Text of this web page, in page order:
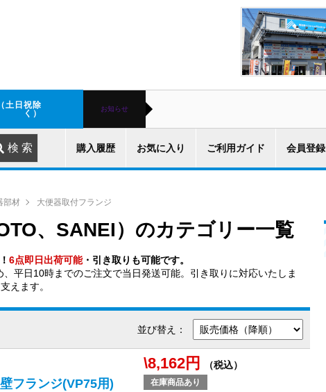
（土日祝除
く）
お知らせ
購入履歴 お気に入り ご利用ガイド 会員登録
部材 大便器取付フランジ
、SANEI）のカテゴリー一覧
6点即日出荷可能・引き取りも可能です。
平日10時までのご注文で当日発送可能。引き取りに対応いたしま
えます。
並び替え：
フランジ(VP75用)
\8,162円 （税込）
在庫商品あり